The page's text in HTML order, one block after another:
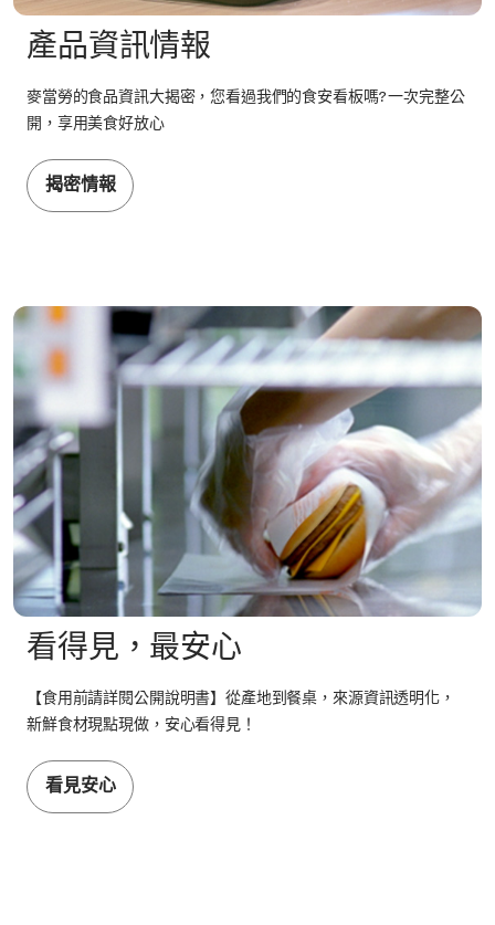
產品資訊情報
麥當勞的食品資訊大揭密，您看過我們的食安看板嗎? 一次完整公
開，享用美食好放心
揭密情報
看得見，最安心
【食用前請詳閱公開說明書】從產地到餐桌，來源資訊透明化，
新鮮食材現點現做，安心看得見！
看見安心